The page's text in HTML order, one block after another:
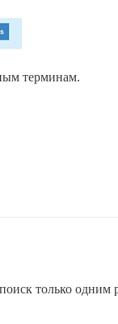
терминам.
только одним